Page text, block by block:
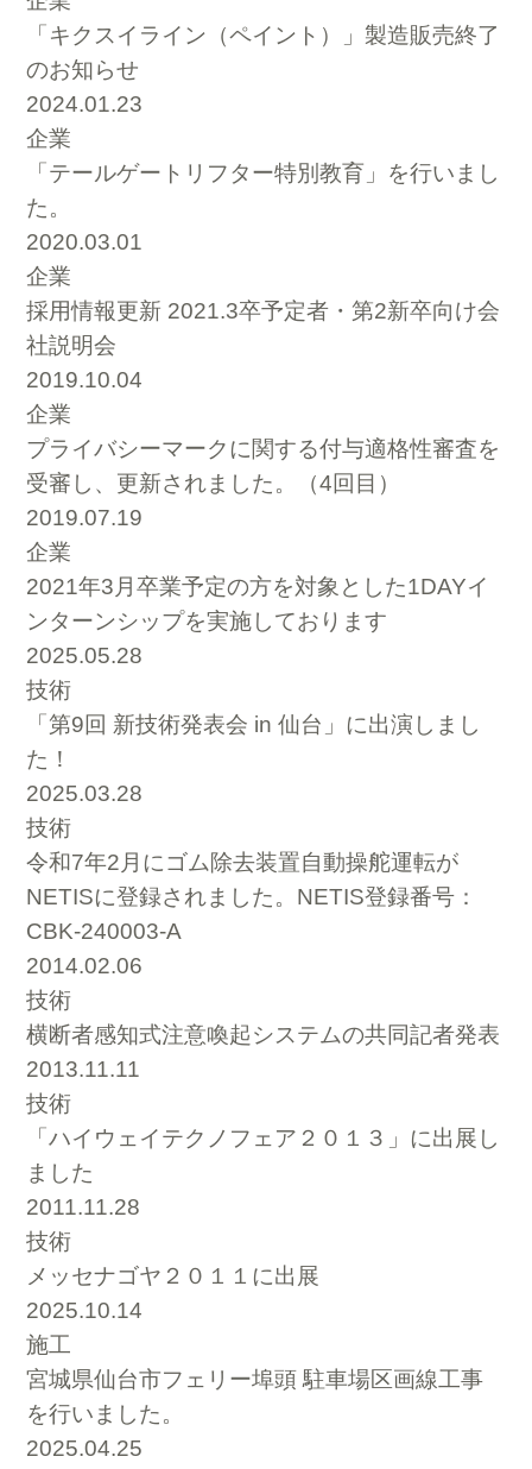
「キクスイライン（ペイント）」製造販売終了
のお知らせ
2024.01.23
企業
「テールゲートリフター特別教育」を行いまし
た。
2020.03.01
企業
採用情報更新 2021.3卒予定者・第2新卒向け会
社説明会
2019.10.04
企業
プライバシーマークに関する付与適格性審査を
受審し、更新されました。（4回目）
2019.07.19
企業
2021年3月卒業予定の方を対象とした1DAYイ
ンターンシップを実施しております
2025.05.28
技術
「第9回 新技術発表会 in 仙台」に出演しまし
た！
2025.03.28
技術
令和7年2月にゴム除去装置自動操舵運転が
NETISに登録されました。NETIS登録番号：
CBK-240003-A
2014.02.06
技術
横断者感知式注意喚起システムの共同記者発表
2013.11.11
技術
「ハイウェイテクノフェア２０１３」に出展し
ました
2011.11.28
技術
メッセナゴヤ２０１１に出展
2025.10.14
施工
宮城県仙台市フェリー埠頭 駐車場区画線工事
を行いました。
2025.04.25